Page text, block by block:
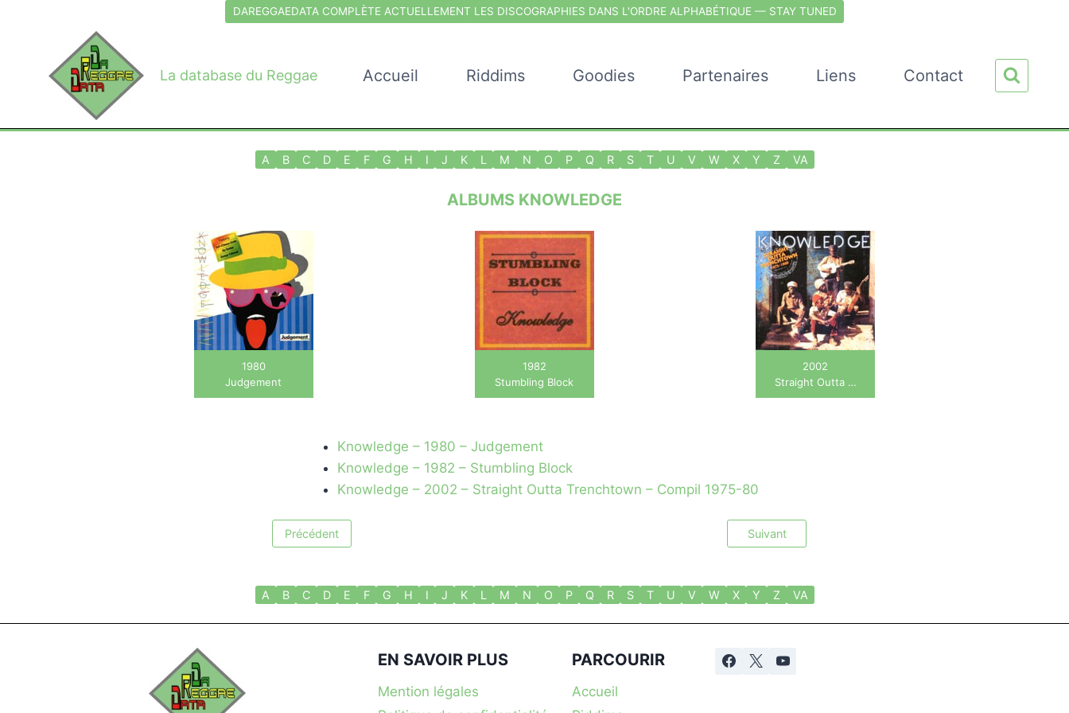
DAREGGAEDATA COMPLÈTE ACTUELLEMENT LES DISCOGRAPHIES DANS L'ORDRE ALPHABÉTIQUE — STAY TUNED
La database du Reggae Accueil Riddims Goodies Partenaires Liens Contact
A B C D E F G H I J K L M N O P Q R S T U V W X Y Z VA
ALBUMS KNOWLEDGE
1980
Judgement
1982
Stumbling Block
2002
Straight Outta …
Knowledge – 1980 – Judgement
Knowledge – 1982 – Stumbling Block
Knowledge – 2002 – Straight Outta Trenchtown – Compil 1975-80
Précédent Suivant
A B C D E F G H I J K L M N O P Q R S T U V W X Y Z VA
EN SAVOIR PLUS
Mention légales
PARCOURIR
Accueil